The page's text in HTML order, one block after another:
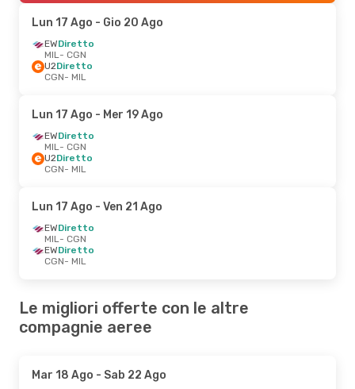
Lun 17 Ago - Gio 20 Ago
EWDiretto
MIL- CGN
U2Diretto
CGN- MIL
Lun 17 Ago - Mer 19 Ago
EWDiretto
MIL- CGN
U2Diretto
CGN- MIL
Lun 17 Ago - Ven 21 Ago
EWDiretto
MIL- CGN
EWDiretto
CGN- MIL
Le migliori offerte con le altre
compagnie aeree
Mar 18 Ago - Sab 22 Ago